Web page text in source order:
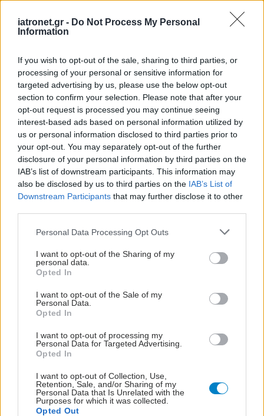
iatronet.gr - Do Not Process My Personal
Information
If you wish to opt-out of the sale, sharing to third parties, or
processing of your personal or sensitive information for
targeted advertising by us, please use the below opt-out
section to confirm your selection. Please note that after your
opt-out request is processed you may continue seeing
interest-based ads based on personal information utilized by
us or personal information disclosed to third parties prior to
your opt-out. You may separately opt-out of the further
disclosure of your personal information by third parties on the
IAB’s list of downstream participants. This information may
also be disclosed by us to third parties on the IAB’s List of
Downstream Participants that may further disclose it to other
Please note that this website/app uses one or more Google
not limited to your visit or usage behaviour. You may click to
grant or deny consent to Google and its third-party tags to
use your data for below specified purposes in below Google
consent section.
Personal Data Processing Opt Outs
I want to opt-out of the Sharing of my
personal data.
Opted In
I want to opt-out of the Sale of my
Personal Data.
Opted In
I want to opt-out of processing my
Personal Data for Targeted Advertising.
Opted In
I want to opt-out of Collection, Use,
Retention, Sale, and/or Sharing of my
Personal Data that Is Unrelated with the
Purposes for which it was collected.
Opted Out
Ειδήσεις υγείας σήμερα
Αδ. Γεωργιάδης στη Ρόδο: ''Σε ενάμιση χρόνο, το
νοσοκομείο θα είναι καινούργιο''- 'Αμεσα μέτρα
για την αντιμετώπιση των σοβαρών ελλείψεων
προσωπικού
Δίαιτα vegan χαμηλών λιπαρών βοηθά στην
απώλεια βάρους χωρίς να μειώνεται η ποσότητα
του φαγητού [μελέτη]
Στρεπτόκοκκος
Προσθέστε το iatronet.gr στο Discover
shares
ΔΙΑΒΑΣΤΕ ΑΚΟΜΑ
Διεισδυτικός